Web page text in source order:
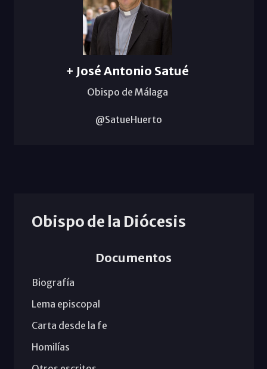
+ José Antonio Satué
Obispo de Málaga
@SatueHuerto
Obispo de la Diócesis
Documentos
Biografía
Lema episcopal
Carta desde la fe
Homilías